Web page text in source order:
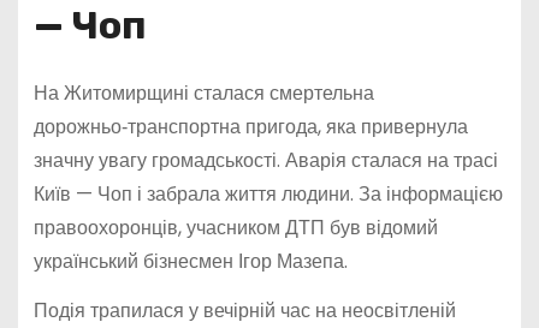
— Чоп
На Житомирщині сталася смертельна
дорожньо‑транспортна пригода, яка привернула
значну увагу громадськості. Аварія сталася на трасі
Київ — Чоп і забрала життя людини. За інформацією
правоохоронців, учасником ДТП був відомий
український бізнесмен Ігор Мазепа.
Подія трапилася у вечірній час на неосвітленій